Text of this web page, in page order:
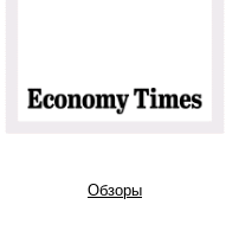
Обзоры